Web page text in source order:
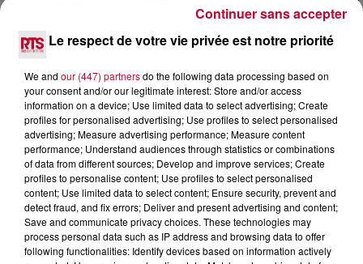
7 août 2026
NOS IDÉES DE SORTIE POUR CE WEEK-END
Comme tous les vendredis, voici une petite sélection des
rendez-vous à ne pas manquer dans le coin. Que vous ayez
envie de voyager à l'autre bout du monde,...
Le respect de votre vie privée est notre priorité
We and our (447) partnersdo the following data processing based on
your consent and/or our legitimate interest: Store and/or access
information on a device; Use limited data to select advertising; Create
profiles for personalised advertising; Use profiles to select personalised
advertising; Measure advertising performance; Measure content
performance; Understand audiences through statistics or combinations
of data from different sources; Develop and improve services; Create
profiles to personalise content; Use profiles to select personalised
content; Use limited data to select content; Ensure security, prevent and
detect fraud, and fix errors; Deliver and present advertising and content;
Save and communicate privacy choices. These technologies may
process personal data such as IP address and browsing data to offer
following functionalities: Identify devices based on information actively
Continuer sans accepter